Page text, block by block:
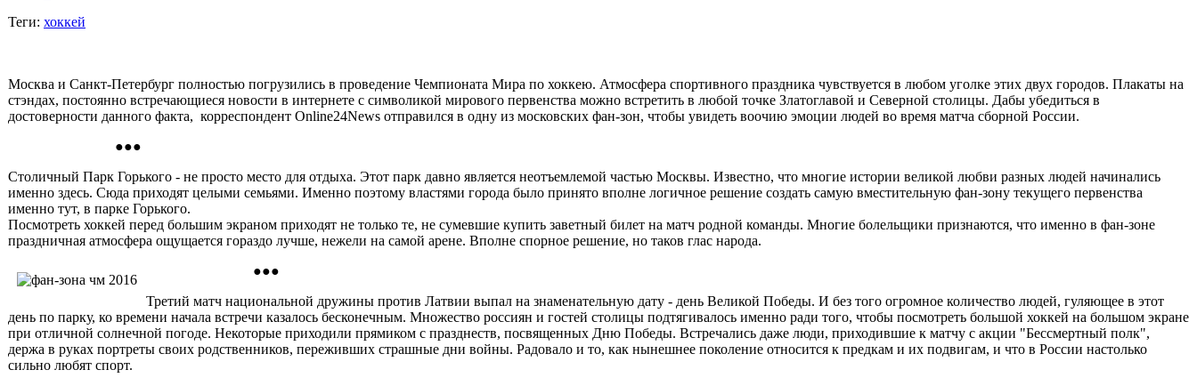
Теги: хоккей
Москва и Санкт-Петербург полностью погрузились в проведение Чемпионата Мира по хоккею. Атмосфера спортивного праздника чувствуется в любом уголке этих двух городов. Плакаты на
стэндах, постоянно встречающиеся новости в интернете с символикой мирового первенства можно встретить в любой точке Златоглавой и Северной столицы. Дабы убедиться в
достоверности данного факта, корреспондент Online24News отправился в одну из московских фан-зон, чтобы увидеть воочию эмоции людей во время матча сборной России.
●●●
Столичный Парк Горького - не просто место для отдыха. Этот парк давно является неотъемлемой частью Москвы. Известно, что многие истории великой любви разных людей начинались
именно здесь. Сюда приходят целыми семьями. Именно поэтому властями города было принято вполне логичное решение создать самую вместительную фан-зону текущего первенства
именно тут, в парке Горького.
Посмотреть хоккей перед большим экраном приходят не только те, не сумевшие купить заветный билет на матч родной команды. Многие болельщики признаются, что именно в фан-зоне
праздничная атмосфера ощущается гораздо лучше, нежели на самой арене. Вполне спорное решение, но таков глас народа.
●●●
Третий матч национальной дружины против Латвии выпал на знаменательную дату - день Великой Победы. И без того огромное количество людей, гуляющее в этот
день по парку, ко времени начала встречи казалось бесконечным. Множество россиян и гостей столицы подтягивалось именно ради того, чтобы посмотреть большой хоккей на большом экране
при отличной солнечной погоде. Некоторые приходили прямиком с празднеств, посвященных Дню Победы. Встречались даже люди, приходившие к матчу с акции "Бессмертный полк",
держа в руках портреты своих родственников, переживших страшные дни войны. Радовало и то, как нынешнее поколение относится к предкам и их подвигам, и что в России настолько
сильно любят спорт.